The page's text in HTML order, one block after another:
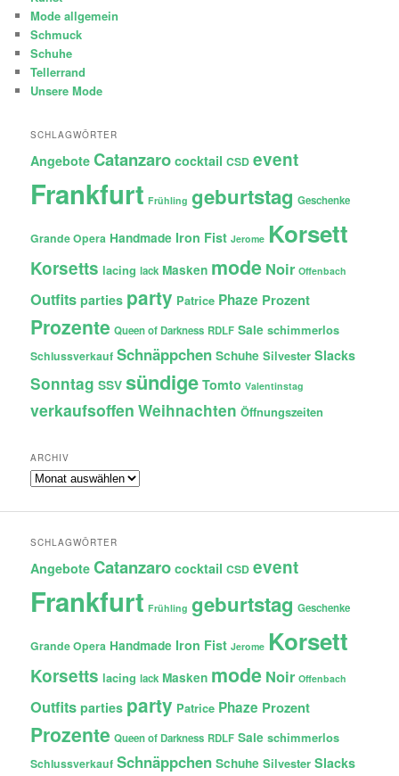
Mode allgemein
Schmuck
Schuhe
Tellerrand
Unsere Mode
SCHLAGWÖRTER
Angebote Catanzaro cocktail CSD event
Frankfurt Frühling geburtstag Geschenke
Grande Opera Handmade Iron Fist Jerome Korsett
Korsetts lacing lack Masken mode Noir Offenbach
Outfits parties party Patrice Phaze Prozent
Prozente Queen of Darkness RDLF Sale schimmerlos
Schlussverkauf Schnäppchen Schuhe Silvester Slacks
Sonntag SSV sündige Tomto Valentinstag
verkaufsoffen Weihnachten Öffnungszeiten
ARCHIV
Archiv
SCHLAGWÖRTER
Angebote Catanzaro cocktail CSD event
Frankfurt Frühling geburtstag Geschenke
Grande Opera Handmade Iron Fist Jerome Korsett
Korsetts lacing lack Masken mode Noir Offenbach
Outfits parties party Patrice Phaze Prozent
Prozente Queen of Darkness RDLF Sale schimmerlos
Schlussverkauf Schnäppchen Schuhe Silvester Slacks